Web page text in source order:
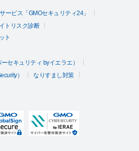
ービス「GMOセキュリティ24」
トリスク診断
ト
セキュリティ byイエラエ）
）
なりすまし対策